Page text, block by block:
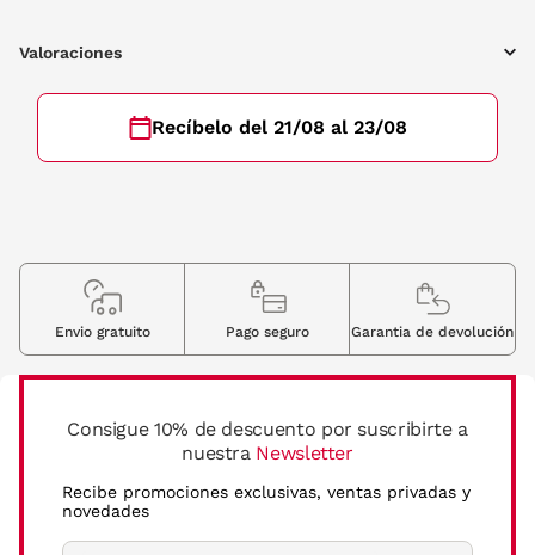
Valoraciones
Recíbelo del 21/08 al 23/08
Consigue 10% de descuento por suscribirte a
nuestra Newsletter
Recibe promociones exclusivas, ventas privadas y
novedades
Envio gratuito Pago seguro Garantia de devolución